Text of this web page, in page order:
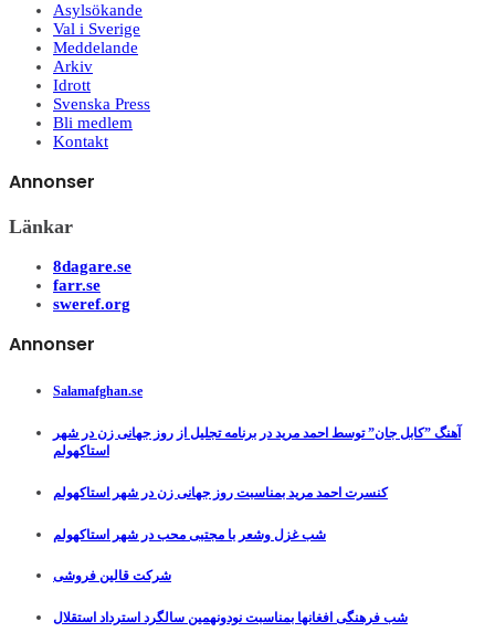
Asylsökande
Val i Sverige
Meddelande
Arkiv
Idrott
Svenska Press
Bli medlem
Kontakt
Annonser
Länkar
8dagare.se
farr.se
sweref.org
Annonser
Salamafghan.se
آهنگ ”کابل جان” توسط احمد مرید در برنامه تجلیل از روز جهانی زن در شهر
استاکهولم
کنسرت احمد مرید بمناسبت روز جهانی زن در شهر استاکهولم
شب غزل وشعر با مجتبی محب در شهر استاکهولم
شرکت قالین فروشی
شب فرهنگی افغانها بمناسبت نودونهمین سالگرد استرداد استقلال